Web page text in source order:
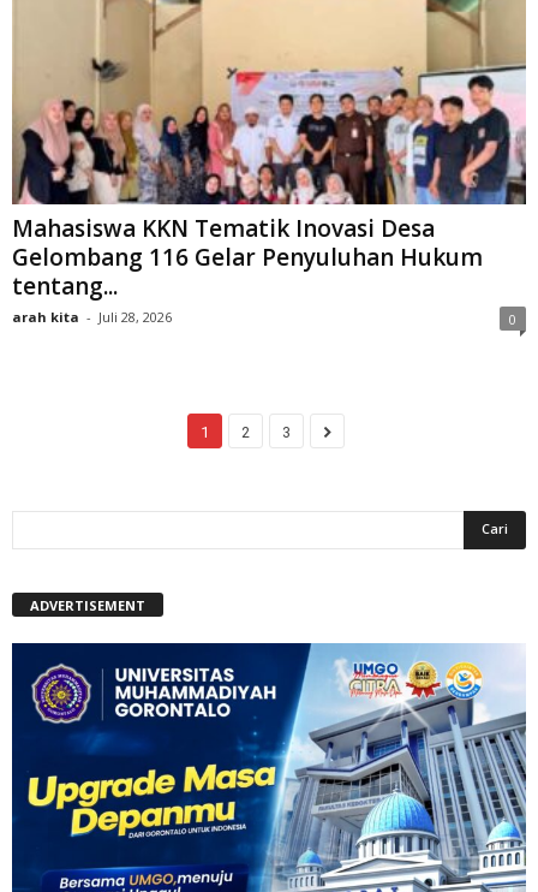
Mahasiswa KKN Tematik Inovasi Desa
Gelombang 116 Gelar Penyuluhan Hukum
tentang...
arah kita - Juli 28, 2026 0
1 2 3
ADVERTISEMENT